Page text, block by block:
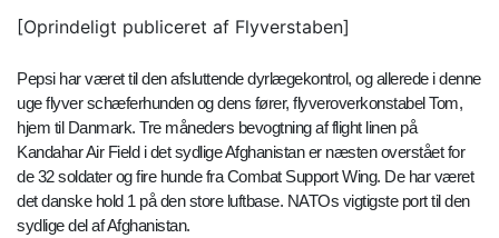
[Oprindeligt publiceret af Flyverstaben]
Pepsi har været til den afsluttende dyrlægekontrol, og allerede i denne
uge flyver schæferhunden og dens fører, flyveroverkonstabel Tom,
hjem til Danmark. Tre måneders bevogtning af flight linen på
Kandahar Air Field i det sydlige Afghanistan er næsten overstået for
de 32 soldater og fire hunde fra Combat Support Wing. De har været
det danske hold 1 på den store luftbase. NATOs vigtigste port til den
sydlige del af Afghanistan.